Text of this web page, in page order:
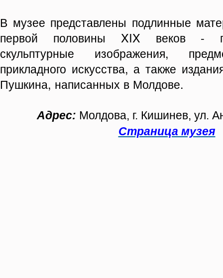
В музее представлены подлинные
первой половины XIX веков -
скульптурные изображения,
прикладного искусства, а также
Пушкина, написанных в Молдове.
Адрес: Молдова, г. Кишинев, ул.
Страница музея